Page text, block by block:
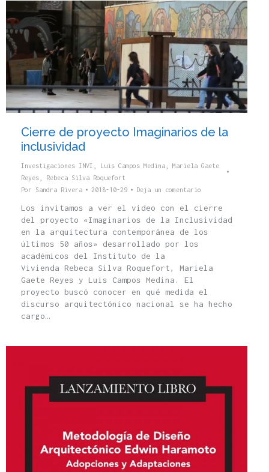
Cierre de proyecto Imaginarios de la
inclusividad
Investigaciones INVI Luis Campos Medina
Mariela Gaete
Reyes
Rebeca Silva Roquefort
Por Sandra Rivera 2018-10-29 Deja un comentario
Los invitamos a ver el video con el cierre
del proyecto «Imaginarios de la Inclusividad
en la arquitectura contemporánea de los
últimos 50 años» desarrollado por los
académicos del Instituto de la
Vivienda Rebeca Silva Roquefort, Mariela
Gaete Reyes y Luis Campos Medina. El
proyecto buscó conocer en qué medida el
discurso arquitectónico nacional se ha hecho
cargo…